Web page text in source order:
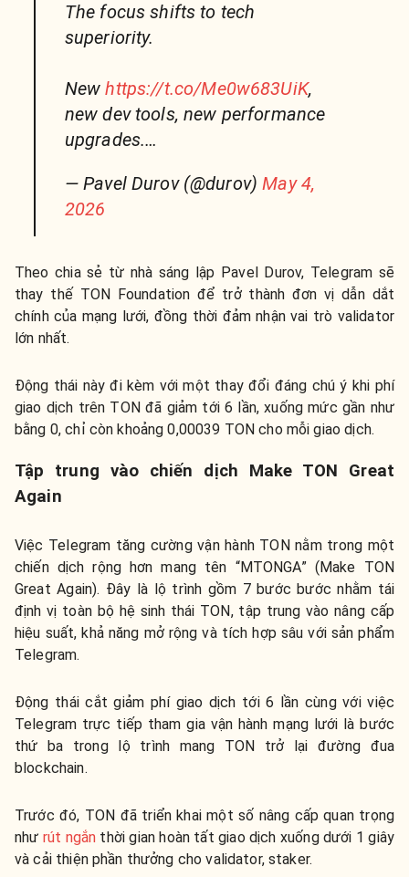
The focus shifts to tech
superiority.
Newhttps://t.co/Me0w683UiK,
new dev tools, new performance
upgrades.…
— Pavel Durov (@durov)May 4,
2026
Theo chia sẻ từ nhà sáng lập Pavel Durov, Telegram sẽ
thay thế TON Foundation để trở thành đơn vị dẫn dắt
chính của mạng lưới, đồng thời đảm nhận vai trò validator
lớn nhất.
Động thái này đi kèm với một thay đổi đáng chú ý khi phí
giao dịch trên TON đã giảm tới 6 lần, xuống mức gần như
bằng 0, chỉ còn khoảng 0,00039 TON cho mỗi giao dịch.
Tập trung vào chiến dịch Make TON Great
Again
Việc Telegram tăng cường vận hành TON nằm trong một
chiến dịch rộng hơn mang tên “MTONGA” (Make TON
Great Again). Đây là lộ trình gồm 7 bước bước nhằm tái
định vị toàn bộ hệ sinh thái TON, tập trung vào nâng cấp
hiệu suất, khả năng mở rộng và tích hợp sâu với sản phẩm
Telegram.
Động thái cắt giảm phí giao dịch tới 6 lần cùng với việc
Telegram trực tiếp tham gia vận hành mạng lưới là bước
thứ ba trong lộ trình mang TON trở lại đường đua
blockchain.
Trước đó, TON đã triển khai một số nâng cấp quan trọng
như rút ngắn thời gian hoàn tất giao dịch xuống dưới 1 giây
và cải thiện phần thưởng cho validator, staker.